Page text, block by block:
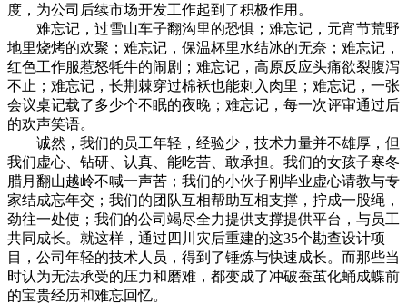
度，为公司后续市场开发工作起到了积极作用。
难忘记，过雪山车子翻沟里的恐惧；难忘记，元宵节荒野
地里烧烤的欢聚；难忘记，保温杯里水结冰的无奈；难忘记，
红色工作服惹怒牦牛的闹剧；难忘记，高原反应头痛欲裂腹泻
不止；难忘记，长荆棘穿过棉袄也能刺入肉里；难忘记，一张
会议桌记载了多少个不眠的夜晚；难忘记，每一次评审通过后
的欢声笑语。
诚然，我们的员工年轻，经验少，技术力量并不雄厚，但
我们虚心、钻研、认真、能吃苦、敢承担。我们的女孩子寒冬
腊月翻山越岭不喊一声苦；我们的小伙子刚毕业虚心请教与专
家结成忘年交；我们的团队互相帮助互相支撑，拧成一股绳，
劲往一处使；我们的公司竭尽全力提供支撑提供平台，与员工
共同成长。就这样，通过四川灾后重建的这35个勘查设计项
目，公司年轻的技术人员，得到了锤炼与快速成长。而那些当
时认为无法承受的压力和磨难，都变成了冲破蚕茧化蛹成蝶前
的宝贵经历和难忘回忆。